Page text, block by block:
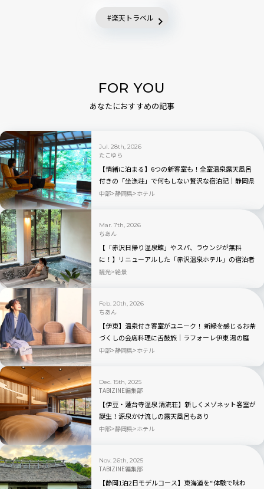
楽天トラベル
FOR YOU
あなたにおすすめの記事
Jul. 28th, 2026
たこゆら
【情緒に泊まる】6つの新客室も！全室温泉露天風呂
付きの「坐漁荘」で何もしない贅沢な宿泊記｜静岡県
伊東
中部 静岡県 ホテル
Mar. 7th, 2026
ちあん
【「赤沢日帰り温泉館」やスパ、ラウンジが無料
に！】リニューアルした「赤沢温泉ホテル」の宿泊者
特典がスゴすぎる｜静岡県伊東市
観光 絶景
Feb. 20th, 2026
ちあん
【伊東】温泉付き客室がユニーク！ 新緑を感じるお茶
づくしの会席料理に舌鼓旅｜ラフォーレ伊東 湯の庭
中部 静岡県 ホテル
Dec. 15th, 2025
TABIZINE編集部
【伊豆・蓮台寺温泉 清流荘】新しくメゾネット客室が
誕生！源泉かけ流しの露天風呂もあり
中部 静岡県 ホテル
Nov. 26th, 2025
TABIZINE編集部
【静岡1泊2日モデルコース】東海道を“体験で味わ